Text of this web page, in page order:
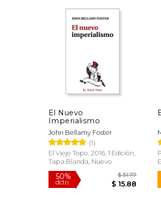
40%
dcto. $ 12.99
El Nuevo
Imperialismo
John Bellamy Foster
(1)
El Viejo Topo, 2016, 1 Edición,
Tapa Blanda, Nuevo